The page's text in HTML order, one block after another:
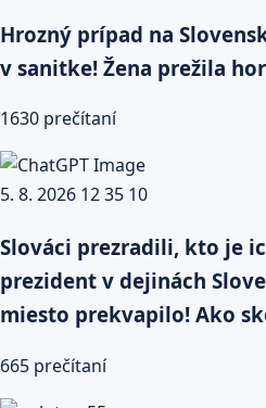
Hrozný prípad na
v sanitke! Žena prežila
1630 prečítaní
Slováci prezradili, kto je
prezident v dejinách
miesto prekvapilo! Ako
665 prečítaní